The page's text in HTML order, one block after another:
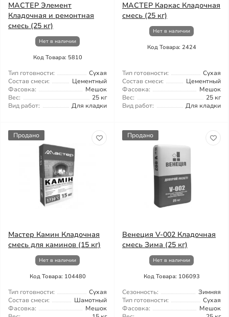
МАСТЕР Элемент
Кладочная и ремонтная
смесь (25 кг)
Нет в наличии
Код Товара: 5810
Тип готовности:
Сухая
Состав смеси:
Цементный
Фасовка:
Мешок
Вес:
25 кг
Вид работ:
Для кладки
МАСТЕР Каркас Кладочная
смесь (25 кг)
Нет в наличии
Код Товара: 2424
Тип готовности:
Сухая
Состав смеси:
Цементный
Фасовка:
Мешок
Вес:
25 кг
Вид работ:
Для кладки
Продано
Мастер Камин Кладочная
смесь для каминов (15 кг)
Нет в наличии
Код Товара: 104480
Тип готовности:
Сухая
Состав смеси:
Шамотный
Фасовка:
Мешок
Продано
Венеция V-002 Кладочная
смесь Зима (25 кг)
Нет в наличии
Код Товара: 106093
Сезонность:
Зимняя
Тип готовности:
Сухая
Фасовка:
Мешок